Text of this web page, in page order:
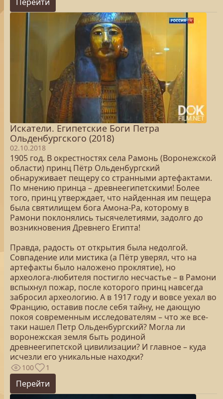
Искатели. Египетские Боги Петра
Ольденбургского (2018)
02.10.2018
1905 год. В окрестностях села Рамонь (Воронежской
области) принц Пётр Ольденбургский
обнаруживает пещеру со странными артефактами.
По мнению принца – древнеегипетскими! Более
того, принц утверждает, что найденная им пещера
была святилищем бога Амона-Ра, которому в
Рамони поклонялись тысячелетиями, задолго до
возникновения Древнего Египта!
Правда, радость от открытия была недолгой.
Совпадение или мистика (а Пётр уверял, что на
артефакты было наложено проклятие), но
археолога-любителя постигло несчастье – в Рамони
вспыхнул пожар, после которого принц навсегда
забросил археологию. А в 1917 году и вовсе уехал во
Францию, оставив после себя тайну, не дающую
покоя современным исследователям – что же все-
таки нашел Петр Ольденбургский? Могла ли
воронежская земля быть родиной
древнеегипетской цивилизации? И главное – куда
исчезли его уникальные находки?
100 1
Перейти